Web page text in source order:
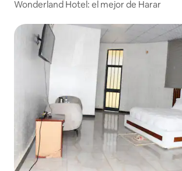
Wonderland Hotel: el mejor de Harar